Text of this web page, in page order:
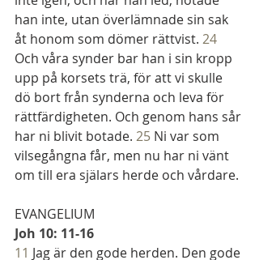
han inte, utan överlämnade sin sak
åt honom som dömer rättvist. 24
Och våra synder bar han i sin kropp
upp på korsets trä, för att vi skulle
dö bort från synderna och leva för
rättfärdigheten. Och genom hans sår
har ni blivit botade. 25 Ni var som
vilsegångna får, men nu har ni vänt
om till era själars herde och vårdare.
EVANGELIUM
Joh 10: 11-16
11 Jag är den gode herden. Den gode